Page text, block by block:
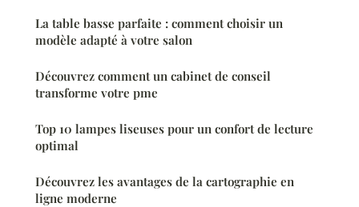
La table basse parfaite : comment choisir un
modèle adapté à votre salon
Découvrez comment un cabinet de conseil
transforme votre pme
Top 10 lampes liseuses pour un confort de lecture
optimal
Découvrez les avantages de la cartographie en
ligne moderne